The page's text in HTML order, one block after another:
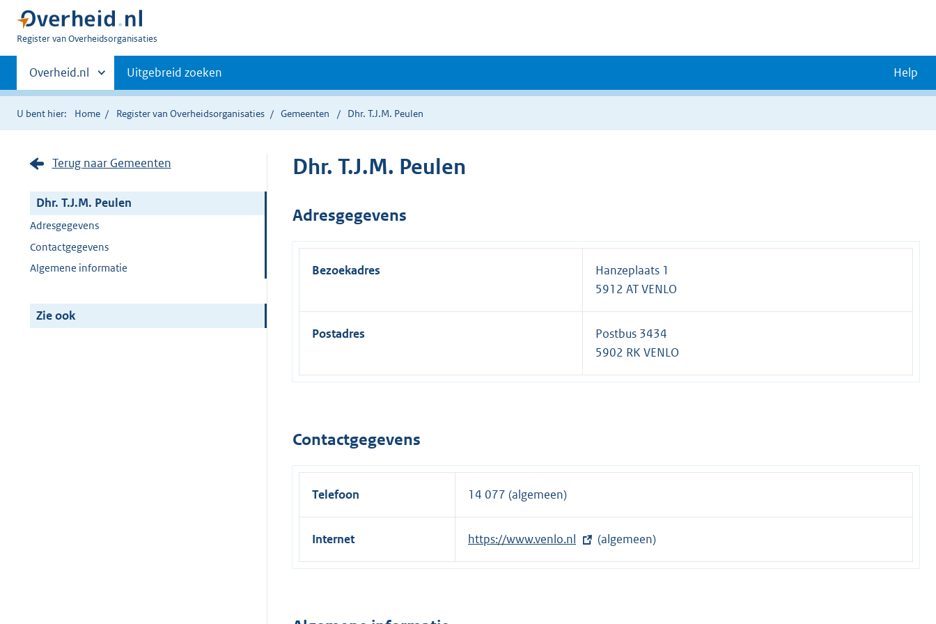
U
Register van Overheidsorganisaties
Primaire
navigatie
Andere
sites
binnen
Overheid.nl Uitgebreid zoeken Help
U bent hier: Home Register van Overheidsorganisaties Gemeenten Dhr. T.J.M. Peulen
Terug naar Gemeenten
Dhr. T.J.M. Peulen
Adresgegevens
Contactgegevens
Algemene informatie
Zie ook
Dhr. T.J.M. Peulen
Adresgegevens
Bezoekadres
Hanzeplaats 1
5912 AT VENLO
Postadres
Postbus 3434
5902 RK VENLO
Contactgegevens
Telefoon 14 077 (algemeen)
Internet
E
x
https://www.venlo.nl (algemeen)